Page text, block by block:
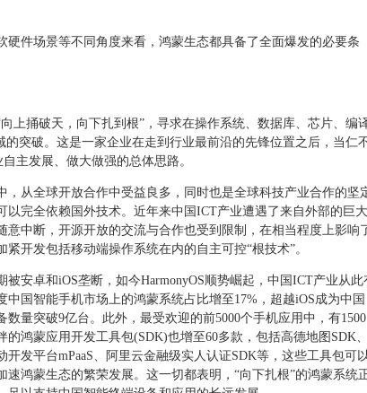
硬件场景等不同角度来看，鸿蒙生态都具备了全面爆发的必要条
上捅破天，向下扎到根”，寻求在操作系统、数据库、芯片、编
的突破。这是一家企业在走到行业最前沿的先锋位置之后，当仁
主发展、做大做强的总体思路。
，从全球开放合作中受益良多，同时也是全球科技产业合作的坚
以完全依赖国外技术。近年来中国ICT产业遭遇了来自外部的巨大
意中断，开源开放的交流与合作也受到限制，在相当程度上影响
开发包括移动端操作系统在内的自主可控“根技术”。
安卓和iOS垄断，如今HarmonyOS顺势崛起，中国ICT产业从此
中国智能手机市场上的鸿蒙系统占比增至17%，超越iOS成为中国
量突破9亿台。此外，最受欢迎的前5000个手机应用中，有1500
鸿蒙应用开发工具包(SDK)也增至60多款，包括高德地图SDK、
发平台mPaaS、阿里云金融级实人认证SDK等，这些工具包可
鸿蒙生态的繁荣发展。这一切都表明，“向下扎根”的鸿蒙系统